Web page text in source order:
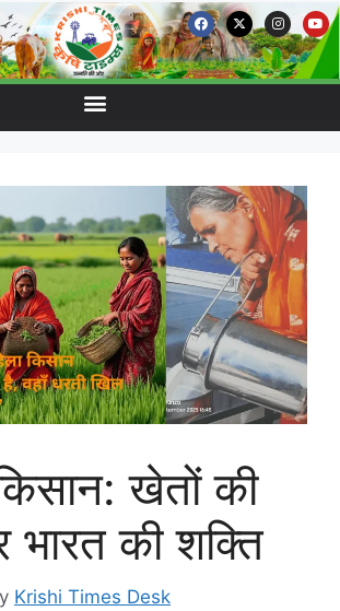
खेतों की
भारत की शक्ति
Krishi Times Desk